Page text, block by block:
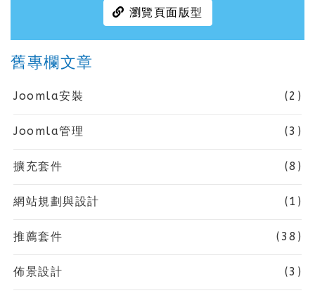
瀏覽頁面版型
舊專欄文章
Joomla安裝 (2)
Joomla管理 (3)
擴充套件 (8)
網站規劃與設計 (1)
推薦套件 (38)
佈景設計 (3)